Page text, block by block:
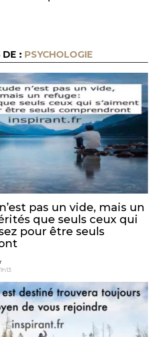
DE : PSYCHOLOGIE
pas un vide, mais un
que seuls ceux qui
pour être seuls